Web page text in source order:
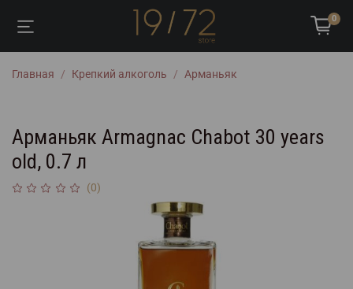
0
Главная Крепкий алкоголь Арманьяк
Арманьяк Armagnac Chabot 30 years
old, 0.7 л
(0)